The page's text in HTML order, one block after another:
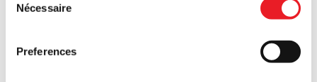
Selection
Nécessaire
Preferences
House of 1000 Corpses - Veste du
£119.95
House of 1000 Corpses - Otis
Driftwood Cross Lounge Pants